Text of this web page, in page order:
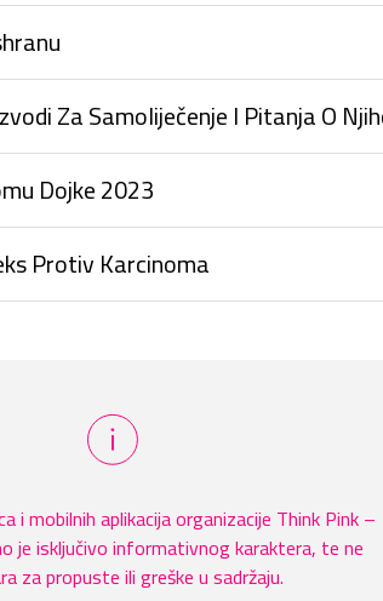
Za Samoliječenje I Pitanja O
Dojke 2023
Protiv Karcinoma
i mobilnih aplikacija organizacije Think Pink –
je isključivo informativnog karaktera, te ne
za propuste ili greške u sadržaju.